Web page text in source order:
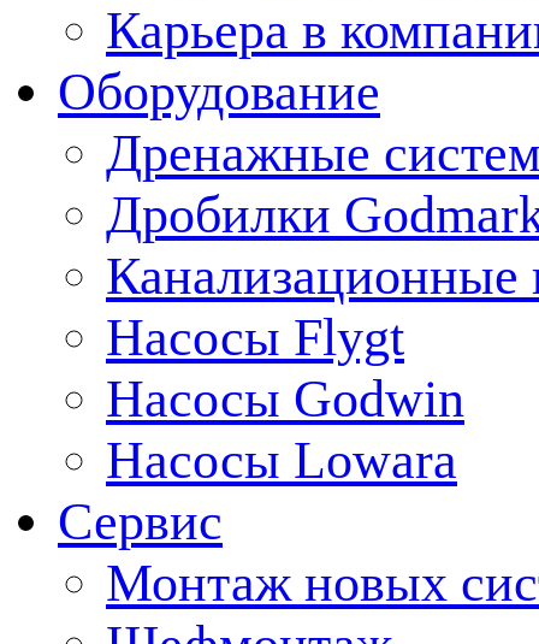
Карьера в
Оборудование
Дренажные
Дробилки
Канализационные
Насосы Flygt
Насосы Godwin
Насосы Lowara
Сервис
Монтаж новых